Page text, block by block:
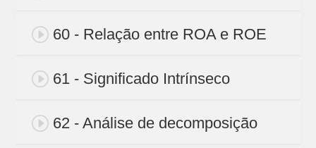
60 - Relação entre ROA e ROE
61 - Significado Intrínseco
62 - Análise de decomposição